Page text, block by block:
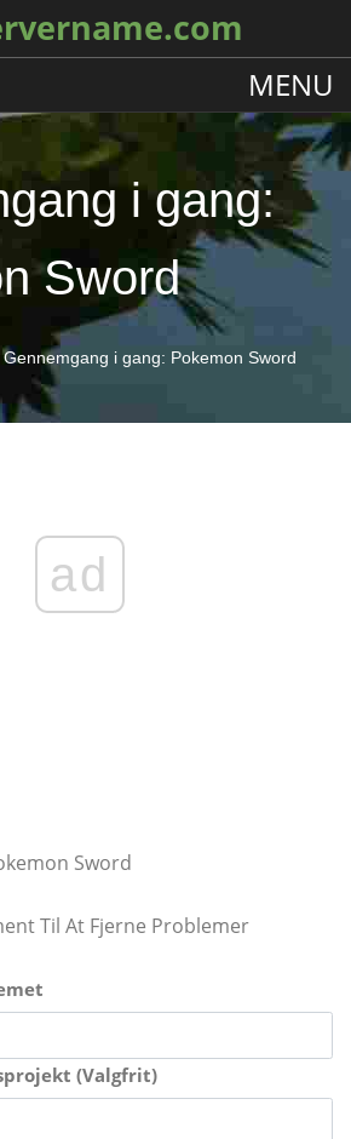
MENU
i gang:
Sword
Gennemgang i gang: Pokemon Sword
ad
Sword
Til At Fjerne Problemer
(Valgfrit)